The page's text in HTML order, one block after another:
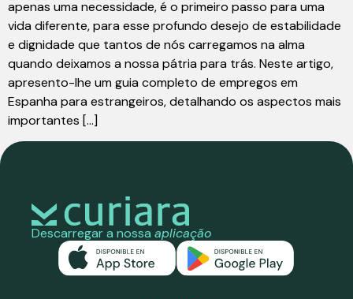
apenas uma necessidade, é o primeiro passo para uma
vida diferente, para esse profundo desejo de estabilidade
e dignidade que tantos de nós carregamos na alma
quando deixamos a nossa pátria para trás. Neste artigo,
apresento-lhe um guia completo de empregos em
Espanha para estrangeiros, detalhando os aspectos mais
importantes [...]
Descarregar a nossa aplicação